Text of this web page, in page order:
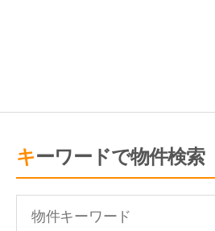
キーワードで物件検索